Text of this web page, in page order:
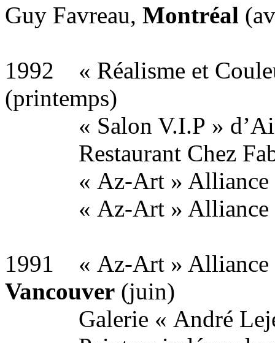
Guy Favreau, Montréal
1992 « Réalisme et
(printemps)
« Salon V.I.P » d’Air
Restaurant Chez
« Az-Art » Alliance
« Az-Art » Alliance
1991 « Az-Art » Alliance
Vancouver (juin)
Galerie « André